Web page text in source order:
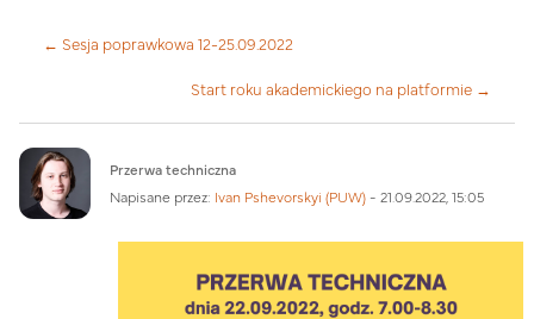
← Sesja poprawkowa 12-25.09.2022
Start roku akademickiego na platformie →
Przerwa techniczna
Napisane przez: Ivan Pshevorskyi (PUW) - 21.09.2022, 15:05
Liczba odpowiedzi: 0